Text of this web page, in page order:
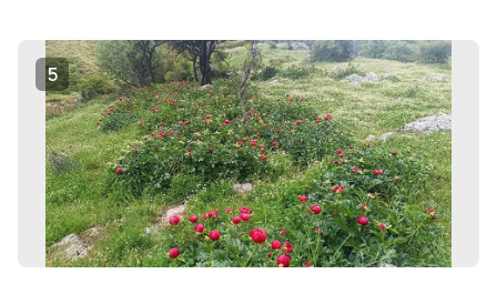
5